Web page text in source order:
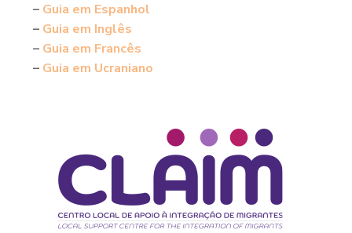
– Guia em Espanhol
– Guia em Inglês
– Guia em Francês
– Guia em Ucraniano